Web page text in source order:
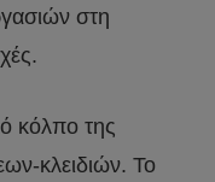
στη
κόλπο της
κλειδιών. Το